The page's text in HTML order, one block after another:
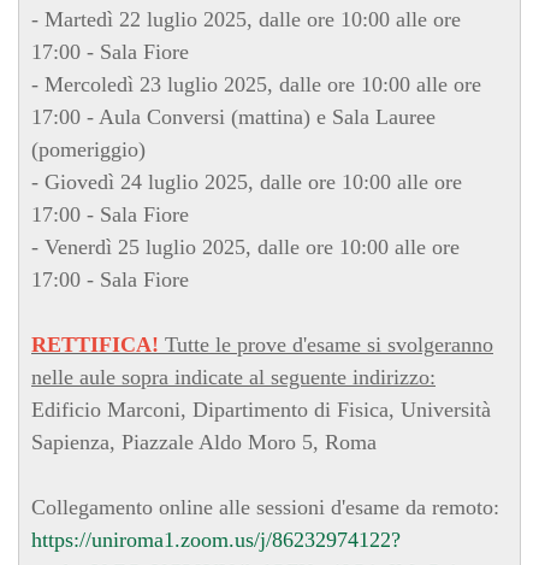
- Martedì 22 luglio 2025, dalle ore 10:00 alle ore
17:00 - Sala Fiore
- Mercoledì 23 luglio 2025, dalle ore 10:00 alle ore
17:00 - Aula Conversi (mattina) e Sala Lauree
(pomeriggio)
- Giovedì 24 luglio 2025, dalle ore 10:00 alle ore
17:00 - Sala Fiore
- Venerdì 25 luglio 2025, dalle ore 10:00 alle ore
17:00 - Sala Fiore
RETTIFICA! Tutte le prove d'esame si svolgeranno
nelle aule sopra indicate al seguente indirizzo:
Edificio Marconi, Dipartimento di Fisica, Università
Sapienza, Piazzale Aldo Moro 5, Roma
Collegamento online alle sessioni d'esame da remoto:
https://uniroma1.zoom.us/j/86232974122?